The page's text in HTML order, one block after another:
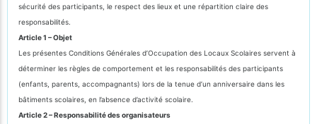
sécurité des participants, le respect des lieux et une répartition claire des
responsabilités.
Article 1 – Objet
Les présentes Conditions Générales d’Occupation des Locaux Scolaires servent à
déterminer les règles de comportement et les responsabilités des participants
(enfants, parents, accompagnants) lors de la tenue d’un anniversaire dans les
bâtiments scolaires, en l’absence d’activité scolaire.
Article 2 – Responsabilité des organisateurs